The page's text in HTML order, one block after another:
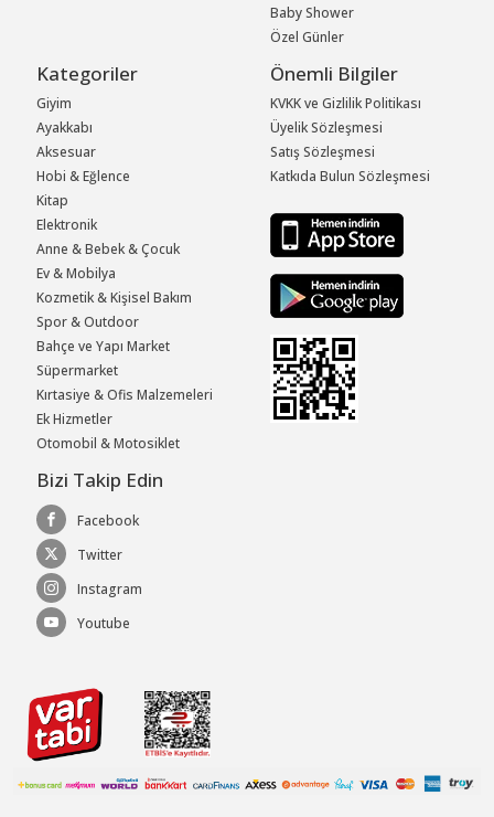
Baby Shower
Özel Günler
Kategoriler
Giyim
Ayakkabı
Aksesuar
Hobi & Eğlence
Kitap
Elektronik
Anne & Bebek & Çocuk
Ev & Mobilya
Kozmetik & Kişisel Bakım
Spor & Outdoor
Bahçe ve Yapı Market
Süpermarket
Kırtasiye & Ofis Malzemeleri
Ek Hizmetler
Otomobil & Motosiklet
Önemli Bilgiler
KVKK ve Gizlilik Politikası
Üyelik Sözleşmesi
Satış Sözleşmesi
Katkıda Bulun Sözleşmesi
Bizi Takip Edin
Facebook
Twitter
Instagram
Youtube